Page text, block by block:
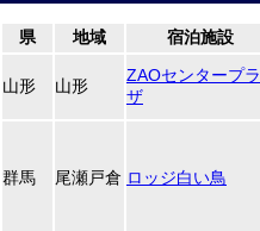
県 地域 宿泊施設
山形 山形
ZAOセンタープラ
ザ
群馬 尾瀬戸倉 ロッジ白い鳥